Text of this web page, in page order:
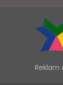
Reklam